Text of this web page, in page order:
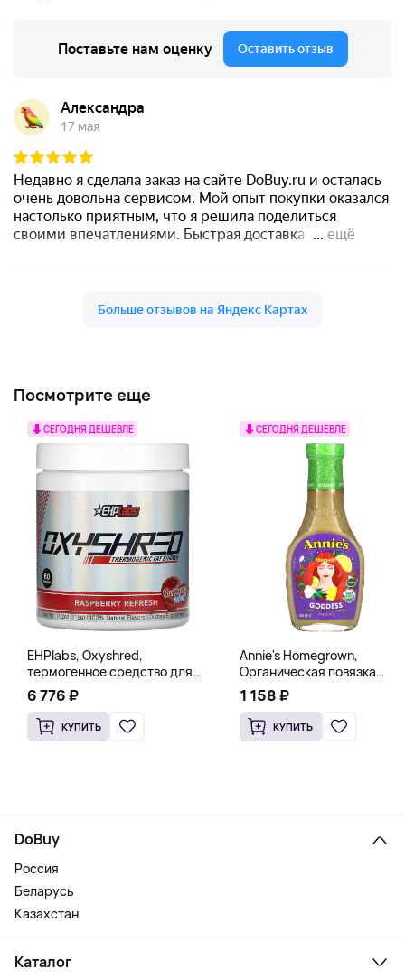
Посмотрите еще
СЕГОДНЯ ДЕШЕВЛЕ
EHPlabs, Oxyshred,
термогенное средство для
сжигания жира, малиновое
освежение, 318 г (11,2 унции)
6 776 ₽
КУПИТЬ
СЕГОДНЯ ДЕШЕВЛЕ
Annie's Homegrown,
Органическая повязка
«Богиня», 236 мл (8 жидк.
унц.)
1 158 ₽
КУПИТЬ
DoBuy
Россия
Беларусь
Казахстан
Каталог